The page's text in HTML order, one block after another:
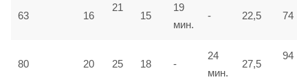
63 16
21
15
19
мин.
- 22,5 74
80 20 25 18 -
24
мин.
27,5
94